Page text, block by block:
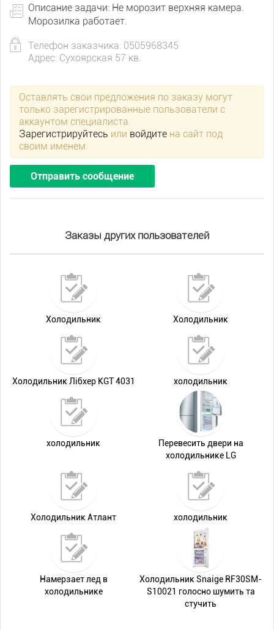
Описание задачи: Не морозит верхняя камера.
Морозилка работает.
Телефон заказчика: 0505968345
Адрес: Сухоярская 57 кв.
Оставлять свои предложения по заказу могут
только зарегистрированные пользователи с
аккаунтом специалиста.
Зарегистрируйтесь или войдите на сайт под
своим именем.
Отправить сообщение
Заказы других пользователей
Холодильник Холодильник
Холодильник Лібхер KGT 4031 холодильник
холодильник
Перевесить двери на
холодильнике LG
Холодильник Атлант холодильник
Намерзает лед в
холодильнике
Холодильник Snaige RF30SM-
S10021 голосно шумить та
стучить